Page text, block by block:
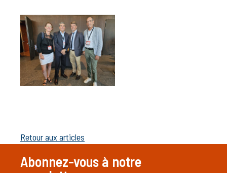
Retour aux articles
Abonnez-vous à notre